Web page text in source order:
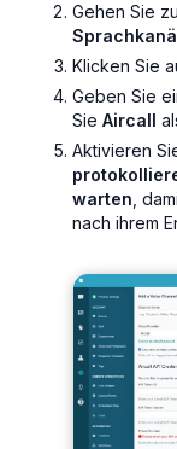
Gehen Sie zu
Klicken Sie
Geben Sie
Sie Aircall
Aktivieren
warten ,
nach ihrem